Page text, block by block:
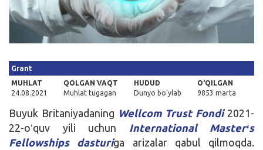
Grant
MUHLAT
24.08.2021
QOLGAN VAQT
Muhlat tugagan
HUDUD
Dunyo bo'ylab
O'QILGAN
9853 marta
Buyuk Britaniyadaning Wellcom Trust Fondi2021-
22-oʻquv yili uchun
International Masterʻs
Fellowships dasturiga arizalar qabul qilmoqda.